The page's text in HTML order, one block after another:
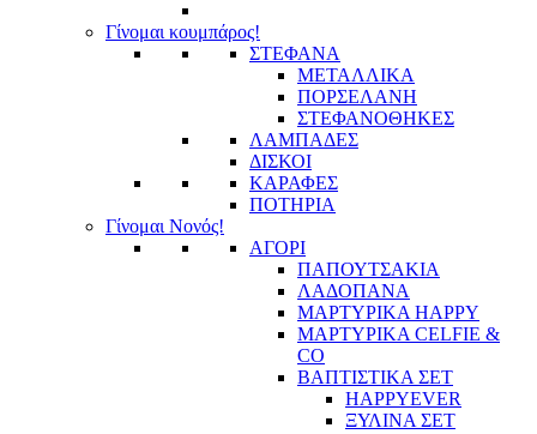
Γίνομαι κουμπάρος!
ΣΤΕΦΑΝΑ
ΜΕΤΑΛΛΙΚΑ
ΠΟΡΣΕΛΑΝΗ
ΣΤΕΦΑΝΟΘΗΚΕΣ
ΛΑΜΠΑΔΕΣ
ΔΙΣΚΟΙ
ΚΑΡΑΦΕΣ
ΠΟΤΗΡΙΑ
Γίνομαι Νονός!
ΑΓΟΡΙ
ΠΑΠΟΥΤΣΑΚΙΑ
ΛΑΔΟΠΑΝΑ
ΜΑΡΤΥΡΙΚΑ HAPPY
ΜΑΡΤΥΡΙΚΑ CELFIE &
CO
ΒΑΠΤΙΣΤΙΚΑ ΣΕΤ
HAPPYEVER
ΞΥΛΙΝΑ ΣΕΤ